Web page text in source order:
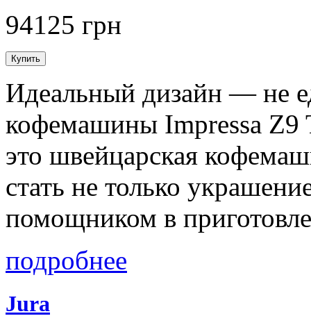
94125 грн
Идеальный дизайн — не
кофемашины Impressa Z9
это швейцарская
стать не только
помощником в
подробнее
Jura